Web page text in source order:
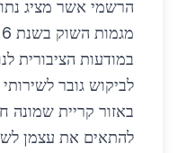
הרשמי אשר מציג
במודעות הציבורית
לביקוש גובר
באזור קריית שמונה
להתאים את עצמן